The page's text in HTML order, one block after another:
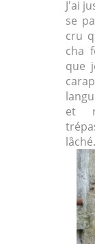
J'ai
se
cru
cha
que
et
lâché.